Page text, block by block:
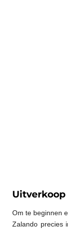
Om te beginnen
Zalando precies